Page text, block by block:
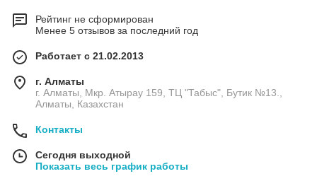
Рейтинг не сформирован
Менее 5 отзывов за последний год
Работает с 21.02.2013
г. Алматы
г. Алматы, Мкр. Атырау 159, ТЦ "Табыс", Бутик №13.,
Алматы, Казахстан
Контакты
Сегодня выходной
Показать весь график работы